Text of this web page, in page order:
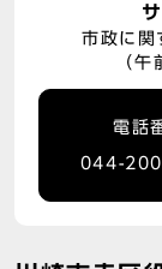
市政に関
（
電話
044-